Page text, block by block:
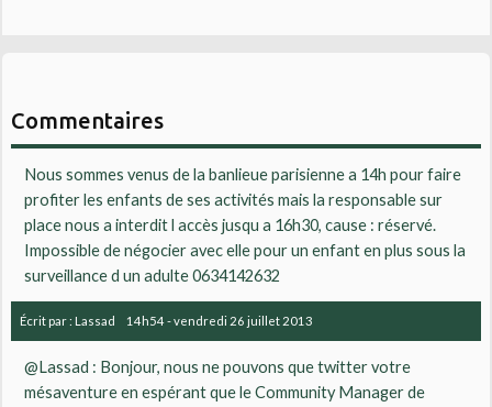
Commentaires
Nous sommes venus de la banlieue parisienne a 14h pour faire
profiter les enfants de ses activités mais la responsable sur
place nous a interdit l accès jusqu a 16h30, cause : réservé.
Impossible de négocier avec elle pour un enfant en plus sous la
surveillance d un adulte 0634142632
Écrit par : Lassad 14h54-vendredi 26 juillet 2013
@Lassad : Bonjour, nous ne pouvons que twitter votre
mésaventure en espérant que le Community Manager de